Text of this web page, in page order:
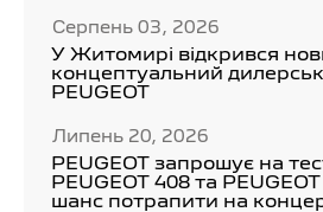
Серпень 03, 2026
У Житомирі відкрився
концептуальний
PEUGEOT
Липень 20, 2026
PEUGEOT запрошує на
PEUGEOT 408 та
шанс потрапити на